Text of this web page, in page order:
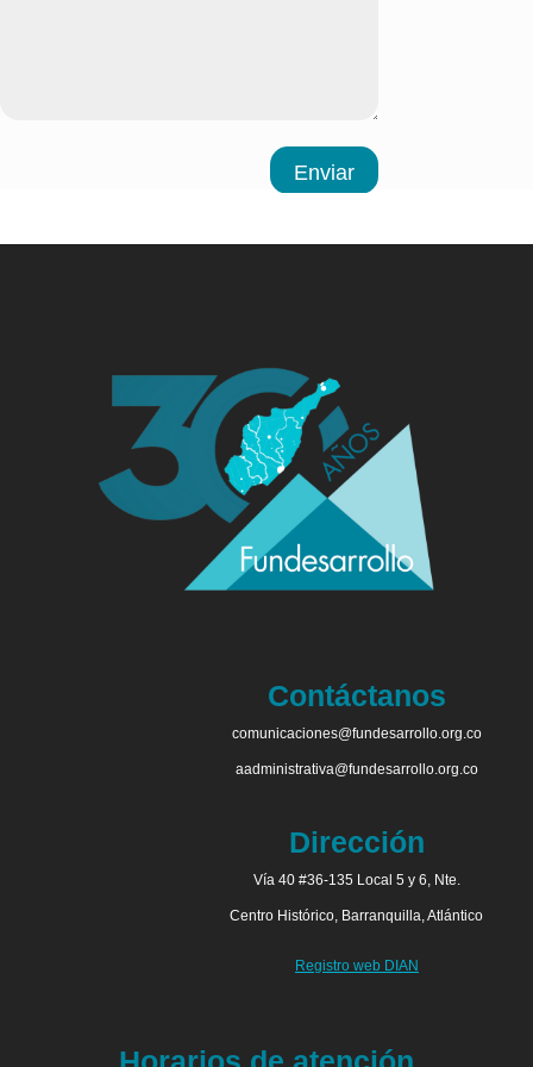
Enviar
Contáctanos
comunicaciones@fundesarrollo.org.co
aadministrativa@fundesarrollo.org.co
Dirección
Vía 40 #36-135 Local 5 y 6, Nte.
Centro Histórico, Barranquilla, Atlántico
Registro web DIAN